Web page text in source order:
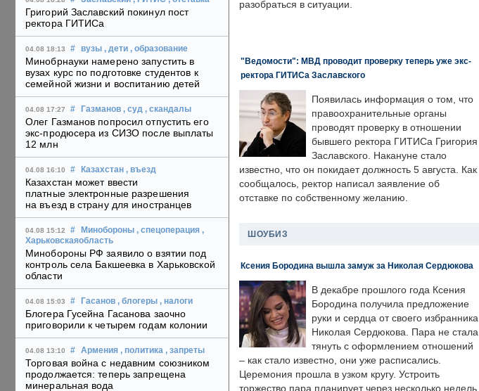
Григорий Заславский покинул пост
ректора ГИТИСа
04.08 18:13 # вузы , дети , образование
Минобрнауки намерено запустить в
вузах курс по подготовке студентов к
семейной жизни и воспитанию детей
04.08 17:27 # Газманов , суд , скандалы
Олег Газманов попросил отпустить его
экс-продюсера из СИЗО после выплаты
12 млн
04.08 16:10 # Казахстан , въезд
Казахстан может ввести
платные электронные разрешения
на въезд в страну для иностранцев
04.08 15:12 # Минобороны , спецоперация ,
Харьковскаяобласть
Минобороны РФ заявило о взятии под
контроль села Бакшеевка в Харьковской
области
04.08 15:03 # Гасанов , блогеры , налоги
Блогера Гусейна Гасанова заочно
приговорили к четырем годам колонии
04.08 13:10 # Армения , политика , запреты
Торговая война с недавним союзником
продолжается: теперь запрещена
минеральная вода
разобраться в ситуации.
"Ведомости": МВД проводит проверку теперь уже экс-
ректора ГИТИСа Заславского
Появилась информация о том, что
правоохранительные органы
проводят проверку в отношении
бывшего ректора ГИТИСа Григория
Заславского. Накануне стало
известно, что он покидает должность 5 августа. Как
сообщалось, ректор написал заявление об
отставке по собственному желанию.
ШОУБИЗ
Ксения Бородина вышла замуж за Николая Сердюкова
В декабре прошлого года Ксения
Бородина получила предложение
руки и сердца от своего избранника
Николая Сердюкова. Пара не стала
тянуть с оформлением отношений
– как стало известно, они уже расписались.
Церемония прошла в узком кругу. Устроить
торжество пара планирует через несколько недель.